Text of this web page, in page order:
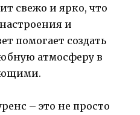
свежо и ярко, что
и
помогает создать
атмосферу в
– это не просто